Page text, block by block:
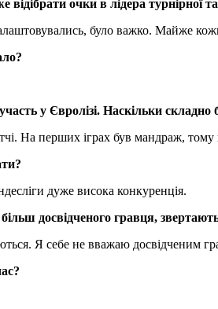
очки в лідера
було важко. Майже
у Євролізі. Наскільки складно
На перших іграх був мандраж,
дуже висока конкуренція.
досвідченого гравця,
Я себе не вважаю досвідченим